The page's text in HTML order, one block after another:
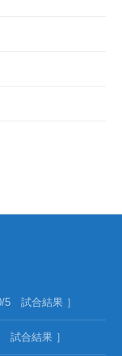
5 試合結果 ］
試合結果 ］